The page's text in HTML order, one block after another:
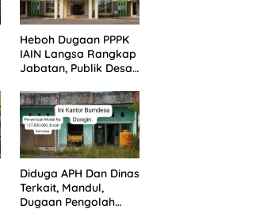
Heboh Dugaan PPPK
IAIN Langsa Rangkap
Jabatan, Publik Desak
ASN
Diduga APH Dan Dinas
Terkait, Mandul,
Dugaan Pengolah